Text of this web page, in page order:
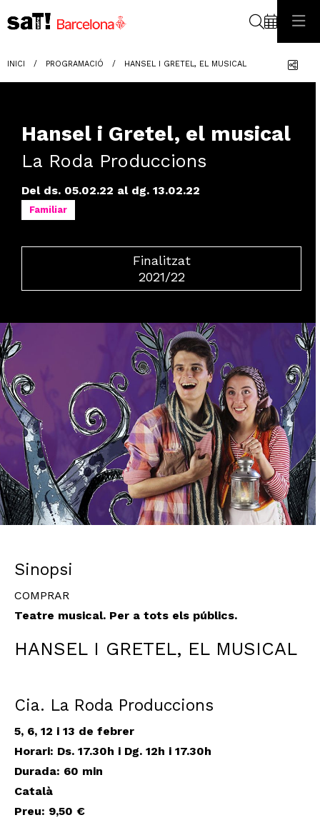
INICI PROGRAMACIÓ HANSEL I GRETEL, EL MUSICAL
Hansel i Gretel, el musical
La Roda Produccions
Del ds. 05.02.22 al dg. 13.02.22
Familiar
Finalitzat
2021/22
Sinopsi
COMPRAR
Teatre musical. Per a tots els públics.
HANSEL I GRETEL, EL MUSICAL
Cia. La Roda Produccions
5, 6, 12 i 13 de febrer
Horari: Ds. 17.30h i Dg. 12h i 17.30h
Durada: 60 min
Català
Preu: 9,50 €